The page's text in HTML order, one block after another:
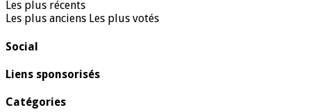
Les plus récents
Les plus anciens Les plus votés
Social
Liens sponsorisés
Catégories